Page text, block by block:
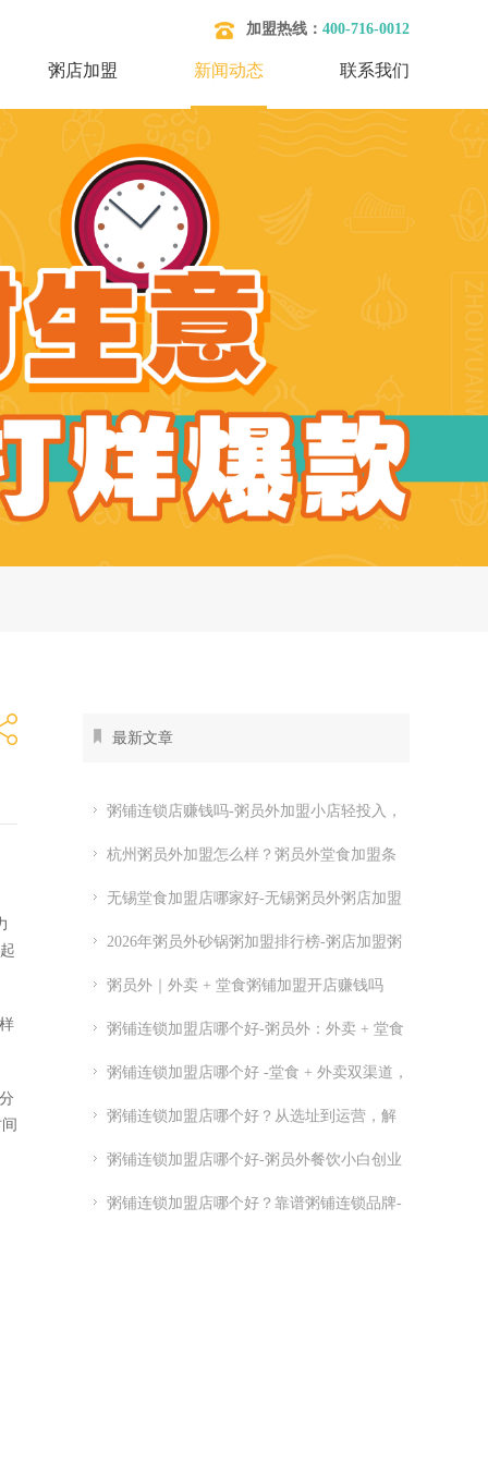
加盟热线： 400-716-0012
粥店加盟 新闻动态 联系我们
最新文章
粥铺连锁店赚钱吗-粥员外加盟小店轻投入，
全时段都有生意
杭州粥员外加盟怎么样？粥员外堂食加盟条
无锡堂食加盟店哪家好-无锡粥员外粥店加盟
2026年粥员外砂锅粥加盟排行榜-粥店加盟粥
员外开店怎么样
粥员外｜外卖 + 堂食粥铺加盟开店赚钱吗
粥铺连锁加盟店哪个好-粥员外：外卖 + 堂食
粥铺加盟
粥铺连锁加盟店哪个好 -堂食 + 外卖双渠道，
优质连锁粥员外加盟推荐
粥铺连锁加盟店哪个好？从选址到运营，解
析连锁开店关键点
粥铺连锁加盟店哪个好-粥员外餐饮小白创业
指南-粥员外加盟官网
粥铺连锁加盟店哪个好？靠谱粥铺连锁品牌-